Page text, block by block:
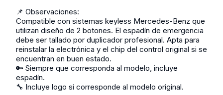
📌 Observaciones:
Compatible con sistemas keyless Mercedes-Benz que
utilizan diseño de 2 botones. El espadín de emergencia
debe ser tallado por duplicador profesional. Apta para
reinstalar la electrónica y el chip del control original si se
encuentran en buen estado.
🔑 Siempre que corresponda al modelo, incluye
espadín.
🔧 Incluye logo si corresponde al modelo original.